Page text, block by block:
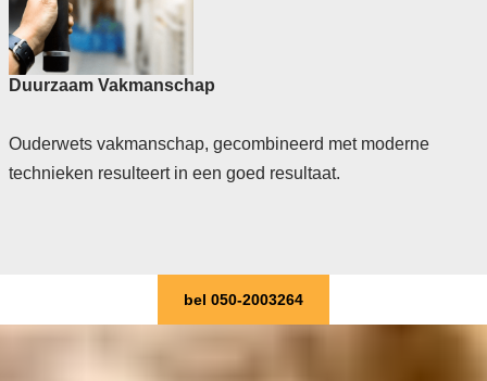
Duurzaam Vakmanschap
Ouderwets vakmanschap, gecombineerd met moderne
technieken resulteert in een goed resultaat.
bel 050-2003264